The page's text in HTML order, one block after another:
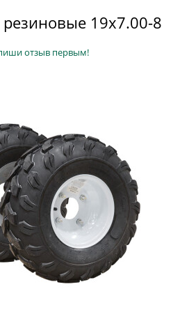
резиновые 19x7.00-8
отзыв первым!